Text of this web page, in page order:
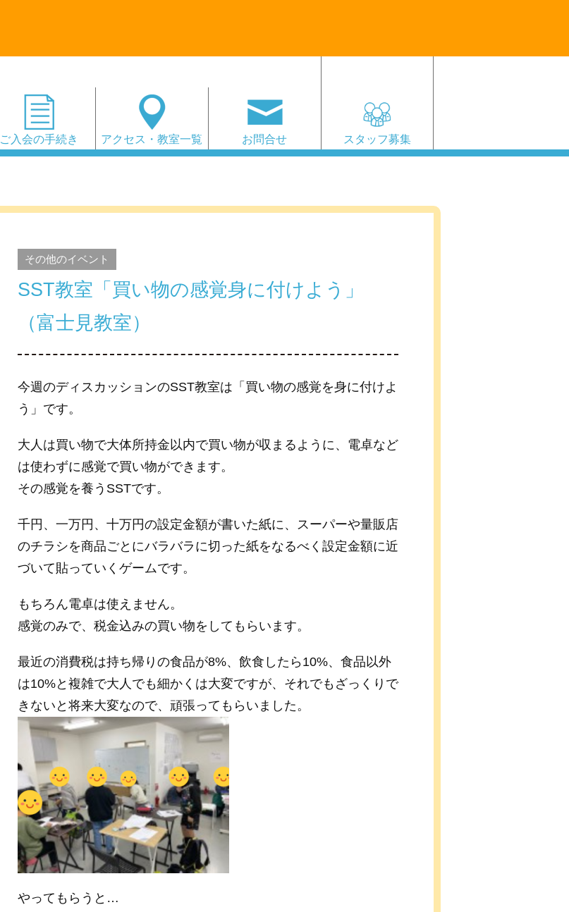
ご入会の手続き アクセス・教室一覧 お問合せ スタッフ募集
その他のイベント
SST教室「買い物の感覚身に付けよう」
（富士見教室）
今週のディスカッションのSST教室は「買い物の感覚を身に付けよ
う」です。
大人は買い物で大体所持金以内で買い物が収まるように、電卓など
は使わずに感覚で買い物ができます。
その感覚を養うSSTです。
千円、一万円、十万円の設定金額が書いた紙に、スーパーや量販店
のチラシを商品ごとにバラバラに切った紙をなるべく設定金額に近
づいて貼っていくゲームです。
もちろん電卓は使えません。
感覚のみで、税金込みの買い物をしてもらいます。
最近の消費税は持ち帰りの食品が8%、飲食したら10%、食品以外
は10%と複雑で大人でも細かくは大変ですが、それでもざっくりで
きないと将来大変なので、頑張ってもらいました。
やってもらうと…